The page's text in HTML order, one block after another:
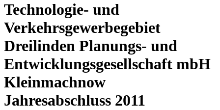
Technologie- und
Verkehrsgewerbegebiet
Dreilinden Planungs- und
Entwicklungsgesellschaft mbH
Kleinmachnow
Jahresabschluss 2011